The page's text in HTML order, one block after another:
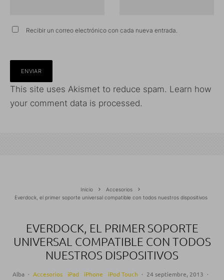
Recibir un correo electrónico con cada nueva entrada.
This site uses Akismet to reduce spam. Learn how
your comment data is processed.
Inicio
Accesorios
Everdock, el primer soporte universal compatible con todos nuestros dispositivos
EVERDOCK, EL PRIMER SOPORTE
UNIVERSAL COMPATIBLE CON TODOS
NUESTROS DISPOSITIVOS
Alba · Accesorios iPad iPhone iPod Touch · 24 septiembre, 2013 ·